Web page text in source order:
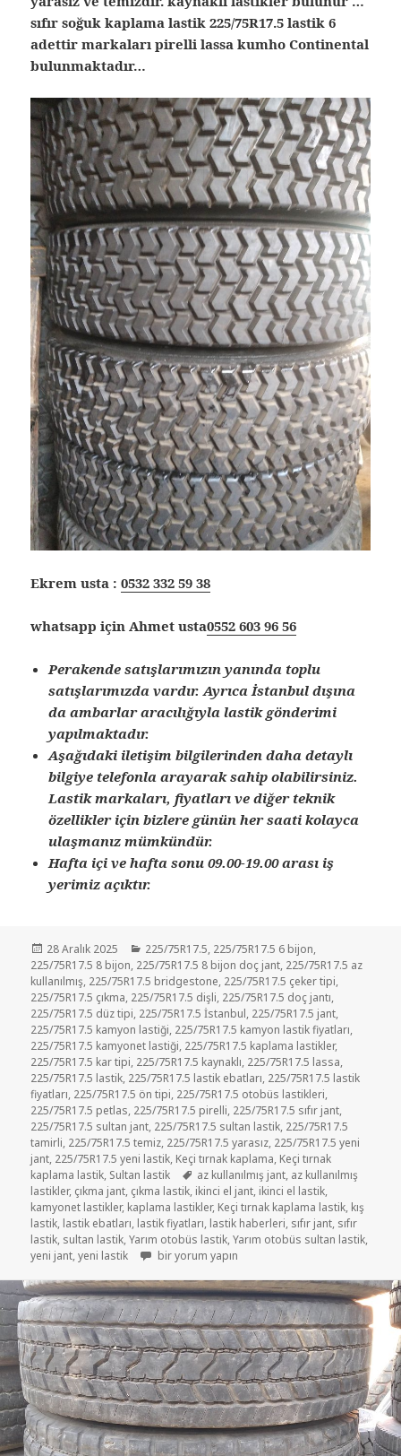
sıfır soğuk kaplama lastik 225/75R17.5 lastik 6
adettir markaları pirelli lassa kumho Continental
bulunmaktadır…
Ekrem usta :0532 332 59 38
whatsapp için Ahmet usta0552 603 96 56
Perakende satışlarımızın yanında toplu
satışlarımızda vardır. Ayrıca İstanbul dışına
da ambarlar aracılığıyla lastik gönderimi
yapılmaktadır.
Aşağıdaki iletişim bilgilerinden daha detaylı
bilgiye telefonla arayarak sahip olabilirsiniz.
Lastik markaları, fiyatları ve diğer teknik
özellikler için bizlere günün her saati kolayca
ulaşmanız mümkündür.
Hafta içi ve hafta sonu 09.00-19.00 arası iş
yerimiz açıktır.
Yayın
tarihi
28 Aralık 2025 Kategoriler
225/75R17.5, 225/75R17.5 6 bijon,
225/75R17.5 8 bijon, 225/75R17.5 8 bijon doç jant, 225/75R17.5 az
kullanılmış, 225/75R17.5 bridgestone, 225/75R17.5 çeker tipi,
225/75R17.5 çıkma, 225/75R17.5 dişli, 225/75R17.5 doç jantı,
225/75R17.5 düz tipi, 225/75R17.5 İstanbul, 225/75R17.5 jant,
225/75R17.5 kamyon lastiği, 225/75R17.5 kamyon lastik fiyatları,
225/75R17.5 kamyonet lastiği, 225/75R17.5 kaplama lastikler,
225/75R17.5 kar tipi, 225/75R17.5 kaynaklı, 225/75R17.5 lassa,
225/75R17.5 lastik, 225/75R17.5 lastik ebatları, 225/75R17.5 lastik
fiyatları, 225/75R17.5 ön tipi, 225/75R17.5 otobüs lastikleri,
225/75R17.5 petlas, 225/75R17.5 pirelli, 225/75R17.5 sıfır jant,
225/75R17.5 sultan jant, 225/75R17.5 sultan lastik, 225/75R17.5
tamirli, 225/75R17.5 temiz, 225/75R17.5 yarasız, 225/75R17.5 yeni
jant, 225/75R17.5 yeni lastik, Keçi tırnak kaplama, Keçi tırnak
kaplama lastik, Sultan lastik Etiketler
az kullanılmış jant, az kullanılmış
lastikler, çıkma jant, çıkma lastik, ikinci el jant, ikinci el lastik,
kamyonet lastikler, kaplama lastikler, Keçi tırnak kaplama lastik, kış
lastik, lastik ebatları, lastik fiyatları, lastik haberleri, sıfır jant, sıfır
lastik, sultan lastik,Yarım otobüs lastik,Yarım otobüs sultan lastik,
yeni jant,yeni lastik SIFIR YENİ KAPLAMA 225-75R17.5 için
bir yorum yapın